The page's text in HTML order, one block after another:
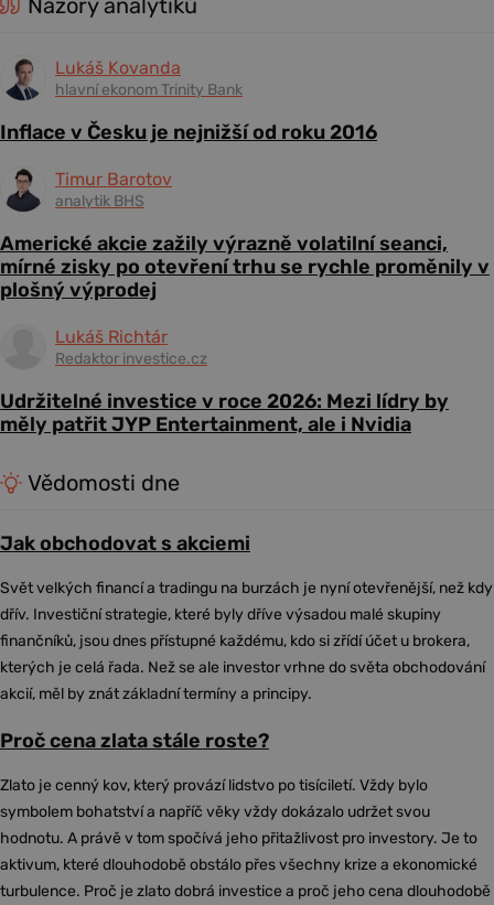
Názory analytiků
Lukáš Kovanda
hlavní ekonom Trinity Bank
Inflace v Česku je nejnižší od roku 2016
Timur Barotov
analytik BHS
Americké akcie zažily výrazně volatilní seanci,
mírné zisky po otevření trhu se rychle proměnily v
plošný výprodej
Lukáš Richtár
Redaktor investice.cz
Udržitelné investice v roce 2026: Mezi lídry by
měly patřit JYP Entertainment, ale i Nvidia
Vědomosti dne
Jak obchodovat s akciemi
Svět velkých financí a tradingu na burzách je nyní otevřenější, než kdy
dřív. Investiční strategie, které byly dříve výsadou malé skupiny
finančníků, jsou dnes přístupné každému, kdo si zřídí účet u brokera,
kterých je celá řada. Než se ale investor vrhne do světa obchodování
akcií, měl by znát základní termíny a principy.
Proč cena zlata stále roste?
Zlato je cenný kov, který provází lidstvo po tisíciletí. Vždy bylo
symbolem bohatství a napříč věky vždy dokázalo udržet svou
hodnotu. A právě v tom spočívá jeho přitažlivost pro investory. Je to
aktivum, které dlouhodobě obstálo přes všechny krize a ekonomické
turbulence. Proč je zlato dobrá investice a proč jeho cena dlouhodobě